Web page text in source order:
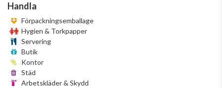
Handla
Förpackningsemballage
Hygien & Torkpapper
Servering
Butik
Kontor
Städ
Arbetskläder & Skydd